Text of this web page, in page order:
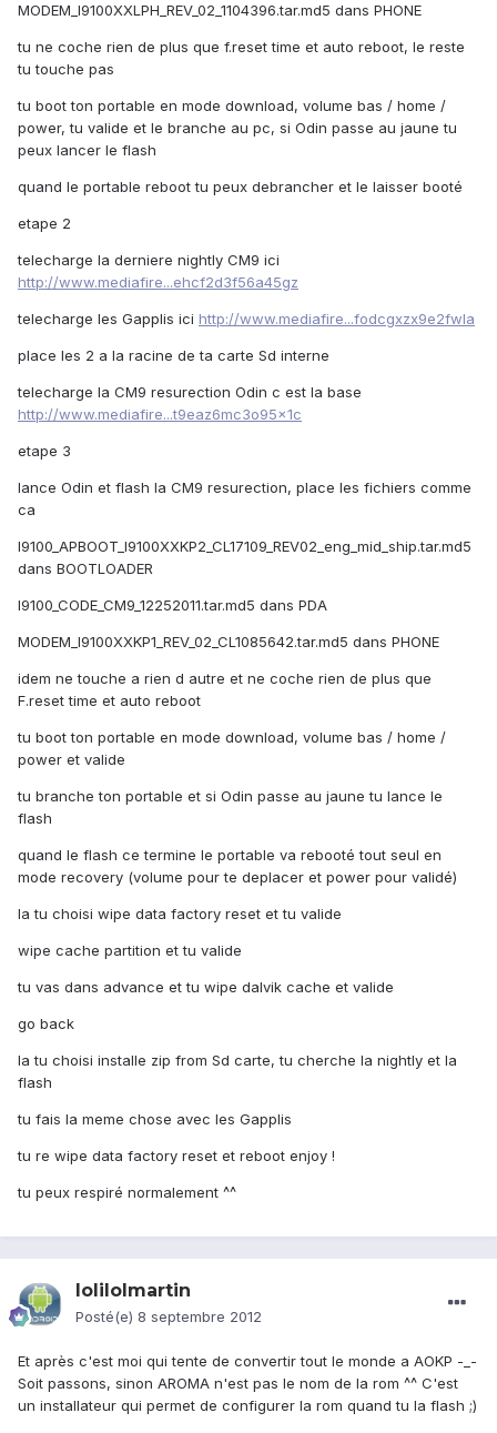
MODEM_I9100XXLPH_REV_02_1104396.tar.md5 dans PHONE
tu ne coche rien de plus que f.reset time et auto reboot, le reste
tu touche pas
tu boot ton portable en mode download, volume bas / home /
power, tu valide et le branche au pc, si Odin passe au jaune tu
peux lancer le flash
quand le portable reboot tu peux debrancher et le laisser booté
etape 2
telecharge la derniere nightly CM9 ici
http://www.mediafire...ehcf2d3f56a45gz
telecharge les Gapplis ici http://www.mediafire...fodcgxzx9e2fwla
place les 2 a la racine de ta carte Sd interne
telecharge la CM9 resurection Odin c est la base
http://www.mediafire...t9eaz6mc3o95x1c
etape 3
lance Odin et flash la CM9 resurection, place les fichiers comme
ca
I9100_APBOOT_I9100XXKP2_CL17109_REV02_eng_mid_ship.tar.md5
dans BOOTLOADER
I9100_CODE_CM9_12252011.tar.md5 dans PDA
MODEM_I9100XXKP1_REV_02_CL1085642.tar.md5 dans PHONE
idem ne touche a rien d autre et ne coche rien de plus que
F.reset time et auto reboot
tu boot ton portable en mode download, volume bas / home /
power et valide
tu branche ton portable et si Odin passe au jaune tu lance le
flash
quand le flash ce termine le portable va rebooté tout seul en
mode recovery (volume pour te deplacer et power pour validé)
la tu choisi wipe data factory reset et tu valide
wipe cache partition et tu valide
tu vas dans advance et tu wipe dalvik cache et valide
go back
la tu choisi installe zip from Sd carte, tu cherche la nightly et la
flash
tu fais la meme chose avec les Gapplis
tu re wipe data factory reset et reboot enjoy !
tu peux respiré normalement ^^
lolilolmartin
Posté(e) 8 septembre 2012
Et après c'est moi qui tente de convertir tout le monde a AOKP -_-
Soit passons, sinon AROMA n'est pas le nom de la rom ^^ C'est
un installateur qui permet de configurer la rom quand tu la flash ;)